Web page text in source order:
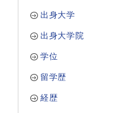
出身大学
出身大学院
学位
留学歴
経歴